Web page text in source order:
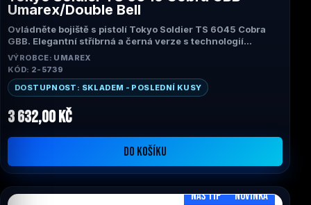
Umarex/Double Bell
Ovládněte bojiště s pistolí Tokyo Soldier TS 6045 Cobra
GBB. Elegantní stříbrná a černá verze s technologií
Umarex.
VÝROBCE: UMAREX
KÓD: 2-5739
DOSTUPNOST: SKLADEM - POSLEDNÍ KUSY
3 632,00 Kč
DO KOŠÍKU
NÁŠ TIP NOVINKA